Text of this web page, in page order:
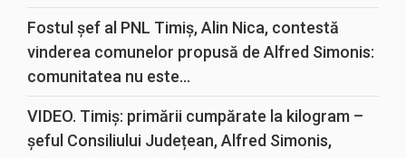
Fostul șef al PNL Timiș, Alin Nica, contestă
vinderea comunelor propusă de Alfred Simonis:
comunitatea nu este...
VIDEO. Timiș: primării cumpărate la kilogram –
șeful Consiliului Județean, Alfred Simonis,